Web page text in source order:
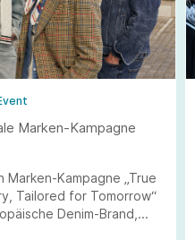
Marken-Kampagne
Kampagne „True
Tailored for Tomorrow“
Denim-Brand,